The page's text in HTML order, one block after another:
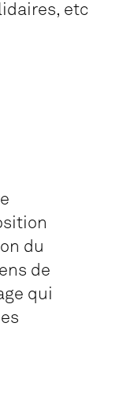
etc
du
de
qui